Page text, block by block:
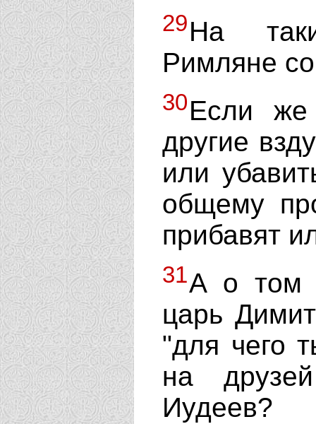
29На
Римляне
30Если
другие
или
общему
прибавят
31А о том
царь
"для чего
на
Иудеев?